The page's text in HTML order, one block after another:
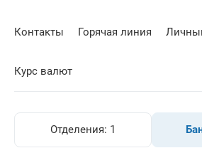
Контакты Горячая линия
Курс валют
Отделения: 1